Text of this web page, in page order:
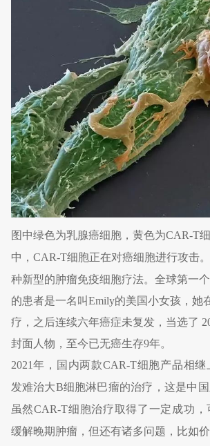
图中绿色为乳腺癌细胞，黄色为CAR-T
中，CAR-T细胞正在对癌细胞进行攻击。
种新型的肿瘤免疫细胞疗法。全球第一
的患者是一名叫Emily的美国小女孩，她
疗，之后连续六年癌症未复发，当选了
封面人物，至今已无癌生存9年。
2021年，国内两款CAR-T细胞产品相
发难治大B细胞淋巴瘤的治疗，这是中国
虽然CAR-T细胞治疗取得了一定成功
缓解晚期肿瘤，但还有诸多问题，比如